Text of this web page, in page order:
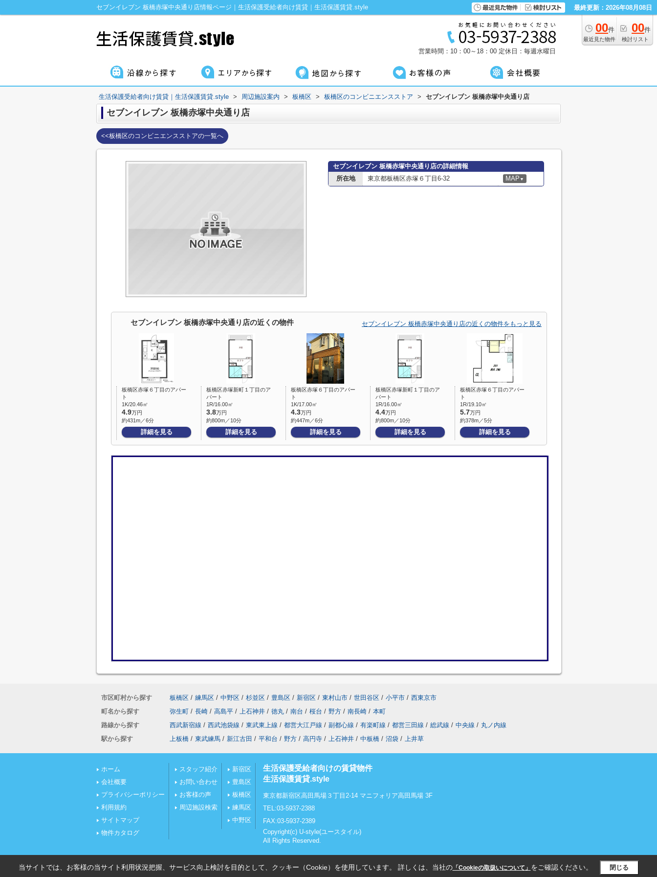
セブンイレブン 板橋赤塚中央通り店情報ページ｜生活保護受給者向け賃貸｜生活保護賃貸.style 最終更新：2026年08月08日
00件
最近見た物件
00件
検討リスト
営業時間：10：00～18：00 定休日：毎週水曜日
生活保護受給者向け賃貸｜生活保護賃貸.style > 周辺施設案内 > 板橋区 > 板橋区のコンビニエンスストア > セブンイレブン 板橋赤塚中央通り店
セブンイレブン 板橋赤塚中央通り店
<<板橋区のコンビニエンスストアの一覧へ
セブンイレブン 板橋赤塚中央通り店の詳細情報
所在地
東京都板橋区赤塚６丁目6-32 MAP ▼
セブンイレブン 板橋赤塚中央通り店の近くの物件 セブンイレブン 板橋赤塚中央通り店の近くの物件をもっと見る
板橋区赤塚６丁目のアパー
ト
1K/20.46㎡
4.9万円
約431m／6分
詳細を見る
板橋区赤塚新町１丁目のア
パート
1R/16.00㎡
3.8万円
約800m／10分
詳細を見る
板橋区赤塚６丁目のアパー
ト
1K/17.00㎡
4.3万円
約447m／6分
詳細を見る
板橋区赤塚新町１丁目のア
パート
1R/16.00㎡
4.4万円
約800m／10分
詳細を見る
板橋区赤塚６丁目のアパー
ト
1R/19.10㎡
5.7万円
約378m／5分
詳細を見る
市区町村から探す 板橋区 / 練馬区 / 中野区 / 杉並区 / 豊島区 / 新宿区 / 東村山市 / 世田谷区 / 小平市 / 西東京市
町名から探す
弥生町 / 長崎 / 高島平 / 上石神井 / 徳丸 / 南台 / 桜台 / 野方 / 南長崎 / 本町
路線から探す
西武新宿線 / 西武池袋線 / 東武東上線 / 都営大江戸線 / 副都心線 / 有楽町線 / 都営三田線 / 総武線 / 中央線 / 丸ノ内線
駅から探す
上板橋 / 東武練馬 / 新江古田 / 平和台 / 野方 / 高円寺 / 上石神井 / 中板橋 / 沼袋 / 上井草
ホーム
会社概要
プライバシーポリシー
利用規約
サイトマップ
物件カタログ
スタッフ紹介
お問い合わせ
お客様の声
周辺施設検索
新宿区
豊島区
板橋区
練馬区
中野区
生活保護受給者向けの賃貸物件
生活保護賃貸.style
東京都新宿区高田馬場３丁目2-14 マニフォリア高田馬場 3F
TEL:03-5937-2388
FAX:03-5937-2389
Copyright(c) U-style(ユースタイル)
All Rights Reserved.
当サイトでは、お客様の当サイト利用状況把握、サービス向上検討を目的として、クッキー（Cookie）を使用しています。 詳しくは、当社の「Cookieの取扱いについて」 をご確認ください。 閉じる